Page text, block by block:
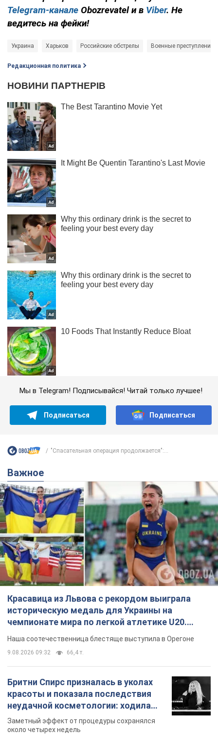
Telegram-канале Obozrevatel и в Viber. Не
ведитесь на фейки!
Украина Харьков Российские обстрелы Военные преступления
Редакционная политика
Мы в Telegram! Подписывайся! Читай только лучшее!
Подписаться Подписаться
"Спасательная операция продолжается":...
Важное
Красавица из Львова с рекордом выиграла
историческую медаль для Украины на
чемпионате мира по легкой атлетике U20.
Видео
Наша соотечественница блестяще выступила в Орегоне
9.08.2026 09:32 66,4 т.
Бритни Спирс призналась в уколах
красоты и показала последствия
неудачной косметологии: ходила
так почти месяц
Заметный эффект от процедуры сохранялся
около четырех недель